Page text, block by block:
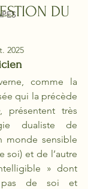
DU
2025
comme la
qui la précède
, présentent très
dualiste de
monde sensible
soi) et de l’autre
» dont
pas de soi et